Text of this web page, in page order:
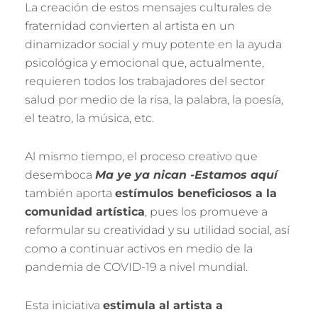
La creación de estos mensajes culturales de
fraternidad convierten al artista en un
dinamizador social y muy potente en la ayuda
psicológica y emocional que, actualmente,
requieren todos los trabajadores del sector
salud por medio de la risa, la palabra, la poesía,
el teatro, la música, etc.
Al mismo tiempo, el proceso creativo que
desemboca Ma ye ya nican -Estamos aquí
también aporta estímulos beneficiosos a la
comunidad artística, pues los promueve a
reformular su creatividad y su utilidad social, así
como a continuar activos en medio de la
pandemia de COVID-19 a nivel mundial.
Esta iniciativa estimula al artista a